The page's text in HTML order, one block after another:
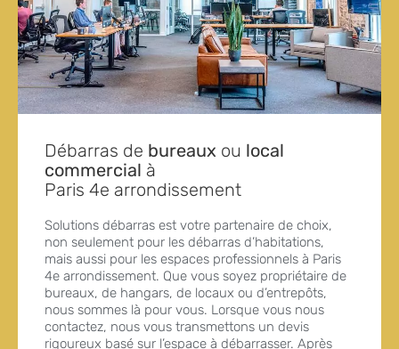
Débarras de bureaux ou local
commercial à
Paris 4e arrondissement
Solutions débarras est votre partenaire de choix,
non seulement pour les débarras d’habitations,
mais aussi pour les espaces professionnels à Paris
4e arrondissement. Que vous soyez propriétaire de
bureaux, de hangars, de locaux ou d’entrepôts,
nous sommes là pour vous. Lorsque vous nous
contactez, nous vous transmettons un devis
rigoureux basé sur l’espace à débarrasser. Après